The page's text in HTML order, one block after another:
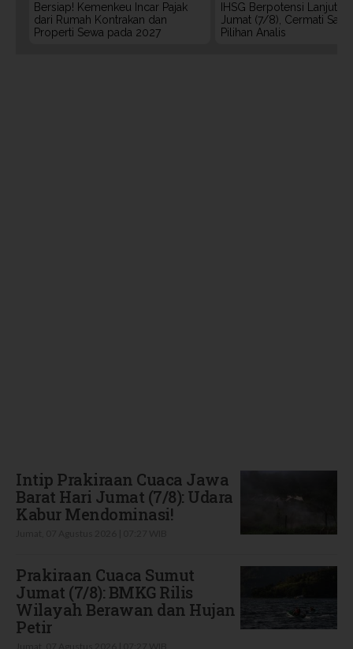
Bersiap! Kemenkeu Incar Pajak
dari Rumah Kontrakan dan
Properti Sewa pada 2027
IHSG Berpotensi Lanjut
Jumat (7/8), Cermati
Pilihan Analis
Intip Prakiraan Cuaca Jawa
Barat Hari Jumat (7/8): Udara
Kabur Mendominasi!
Prakiraan Cuaca Sumut
Jumat (7/8): BMKG Rilis
Wilayah Berawan dan Hujan
Petir